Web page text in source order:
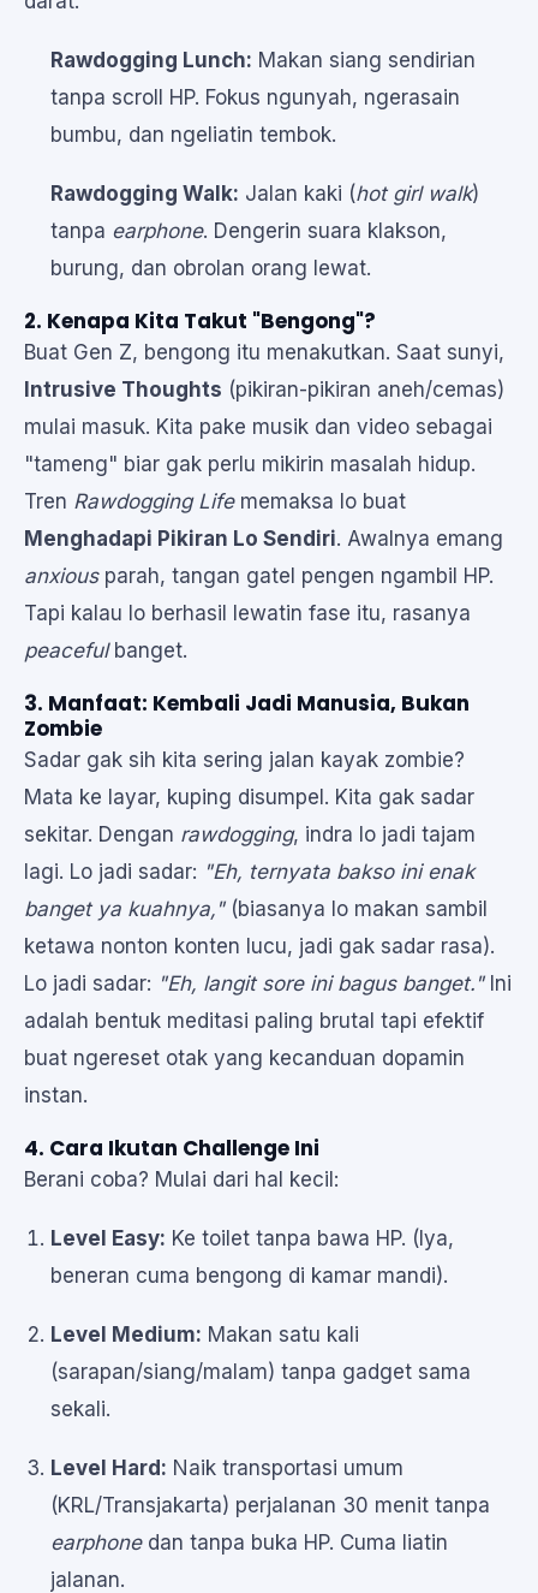
Rawdogging Lunch: Makan siang sendirian
tanpa scroll HP. Fokus ngunyah, ngerasain
bumbu, dan ngeliatin tembok.
Rawdogging Walk: Jalan kaki (hot girl walk)
tanpa earphone. Dengerin suara klakson,
burung, dan obrolan orang lewat.
2. Kenapa Kita Takut "Bengong"?
Buat Gen Z, bengong itu menakutkan. Saat sunyi,
Intrusive Thoughts (pikiran-pikiran aneh/cemas)
mulai masuk. Kita pake musik dan video sebagai
"tameng" biar gak perlu mikirin masalah hidup.
Tren Rawdogging Lifememaksa lo buat
Menghadapi Pikiran Lo Sendiri. Awalnya emang
anxiousparah, tangan gatel pengen ngambil HP.
Tapi kalau lo berhasil lewatin fase itu, rasanya
peacefulbanget.
3. Manfaat: Kembali Jadi Manusia, Bukan
Zombie
Sadar gak sih kita sering jalan kayak zombie?
Mata ke layar, kuping disumpel. Kita gak sadar
sekitar. Dengan rawdogging, indra lo jadi tajam
lagi. Lo jadi sadar: "Eh, ternyata bakso ini enak
banget ya kuahnya,"(biasanya lo makan sambil
ketawa nonton konten lucu, jadi gak sadar rasa).
Lo jadi sadar: "Eh, langit sore ini bagus banget."Ini
adalah bentuk meditasi paling brutal tapi efektif
buat ngereset otak yang kecanduan dopamin
instan.
4. Cara Ikutan Challenge Ini
Berani coba? Mulai dari hal kecil:
Level Easy: Ke toilet tanpa bawa HP. (Iya,
beneran cuma bengong di kamar mandi).
Level Medium: Makan satu kali
(sarapan/siang/malam) tanpa gadget sama
sekali.
Level Hard: Naik transportasi umum
(KRL/Transjakarta) perjalanan 30 menit tanpa
earphonedan tanpa buka HP. Cuma liatin
jalanan.